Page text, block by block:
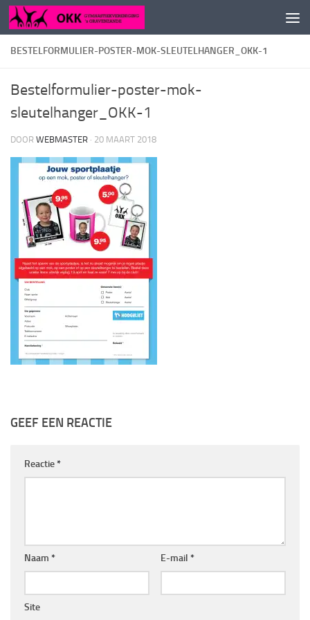
Doorgaan naar inhoud
BESTELFORMULIER-POSTER-MOK-SLEUTELHANGER_OKK-1
Bestelformulier-poster-mok-
sleutelhanger_OKK-1
DOOR WEBMASTER · 20 MAART 2018
GEEF EEN REACTIE
Reactie*
Naam * E-mail *
Site